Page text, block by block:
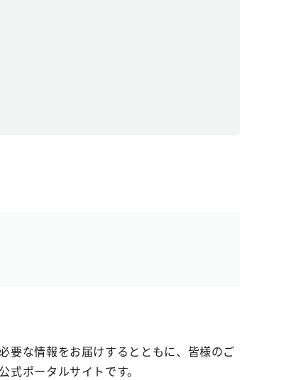
要な情報をお届けするとともに、皆様のご
ポータルサイトです。